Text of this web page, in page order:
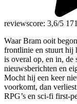
reviewscore: 3,6/5
Waar Bram ooit
frontlinie en stuurt hij
is overal op, en in, de
nieuwsberichten en
Mocht hij een keer
voorkomt, dan
RPG’s en sci-fi first-